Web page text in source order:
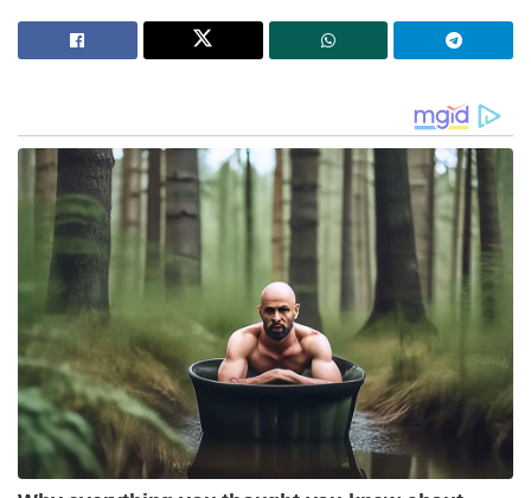
ജന്തർ മന്തറിൽ പ്രതിഷേധങ്ങൾക്ക് വിലക്ക്
‘മുട്ടയെ പേടിക്കുന്നത് എന്തിന്? സ്വാതന്ത്ര്യ സമര
സേനാനികൾ വെടിയുണ്ടകൾ പോലും
ഏറ്റുവാങ്ങിയിരുന്നു’ ; മഹുവാ മൊയ്ത്രയെ
പരിഹസിച്ച് സുപ്രീം കോടതി
Tags: BJP west bengal
trinamool congress
mamata bannerjee